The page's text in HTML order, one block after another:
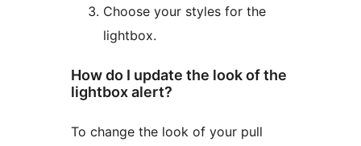
Choose your styles for the
lightbox.
How do I update the look of the
lightbox alert?
To change the look of your pull